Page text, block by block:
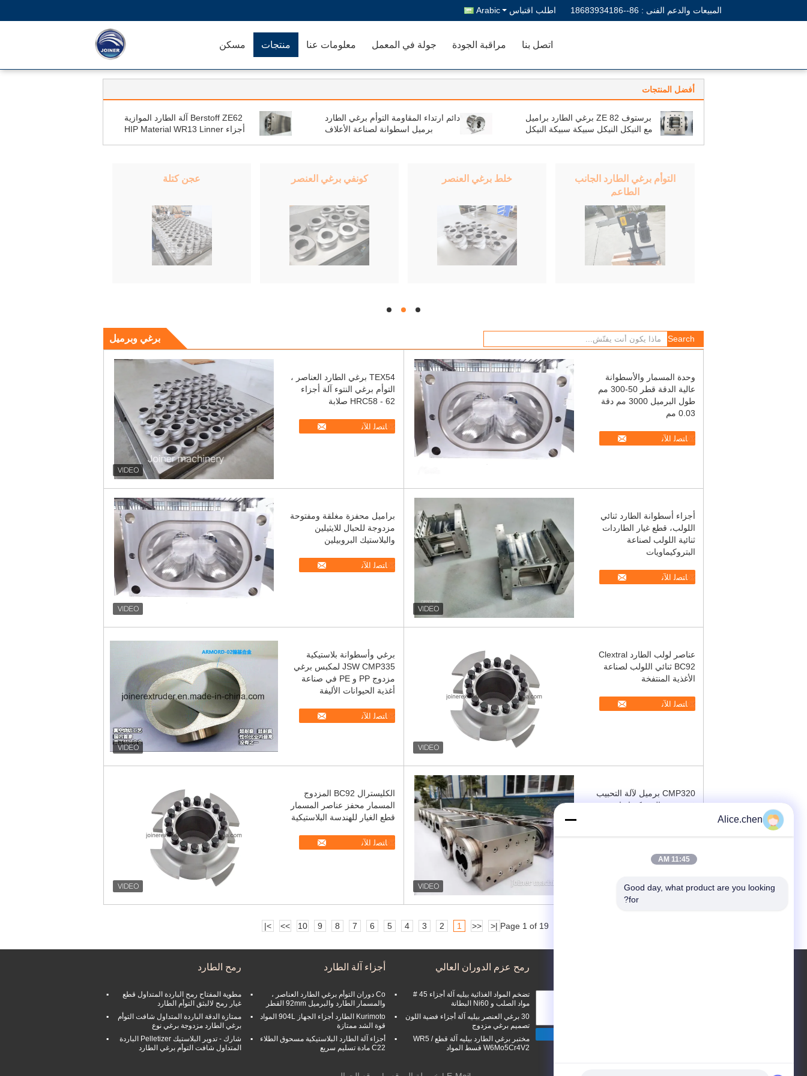
المبيعات والدعم الفنى : 86--18683934186 اطلب اقتباس Arabic
مسكن منتجات معلومات عنا جولة في المعمل مراقبة الجودة اتصل بنا
أفضل المنتجات
برستوف ZE 82 برغي الطارد براميل
مع النيكل النيكل سبيكة سبيكة النيكل
دائم ارتداء المقاومة التوأم برغي الطارد
برميل اسطوانة لصناعة الأعلاف
Berstoff ZE62 آلة الطارد الموازية
أجزاء HIP Material WR13 Linner
التوأم برغي الطارد الجانب
الطاعم
خلط برغي العنصر كونفي برغي العنصر عجن كتلة
hd
hd
hd
برغي وبرميل
TEX54 برغي الطارد العناصر ،
التوأم برغي النتوء آلة أجزاء
HRC58 - 62 صلابة
ﺎﺘﺼﻟ ﺍﻶﻧ
وحدة المسمار والأسطوانة
عالية الدقة قطر 50-300 مم
طول البرميل 3000 مم دقة
0.03 مم
ﺎﺘﺼﻟ ﺍﻶﻧ
براميل محفزة مغلقة ومفتوحة
مزدوجة للحبال للايثيلين
والبلاستيك البروبيلين
ﺎﺘﺼﻟ ﺍﻶﻧ
أجزاء أسطوانة الطارد ثنائي
اللولب، قطع غيار الطاردات
ثنائية اللولب لصناعة
البتروكيماويات
ﺎﺘﺼﻟ ﺍﻶﻧ
برغي وأسطوانة بلاستيكية
JSW CMP335 لمكبس برغي
مزدوج PP و PE في صناعة
أغذية الحيوانات الأليفة
ﺎﺘﺼﻟ ﺍﻶﻧ
عناصر لولب الطارد Clextral
BC92 ثنائي اللولب لصناعة
الأغذية المنتفخة
ﺎﺘﺼﻟ ﺍﻶﻧ
الكليسترال BC92 المزدوج
المسمار محفز عناصر المسمار
قطع الغيار للهندسة البلاستيكية
ﺎﺘﺼﻟ ﺍﻶﻧ
CMP320 برميل لآلة التحبيب
في مصنع البتروكيماويات
Page 1 of 19
|<
<<
1
2
3
4
5
6
7
8
9
10
>>
>|
رمح الطارد
مطوية المفتاح رمح الباردة المتداول قطع
غيار رمح لالبثق التوأم الطارد
ممتازة الدقة الباردة المتداول شافت التوأم
برغي الطارد مزدوجة برغي نوع
شارك - تدوير البلاستيك Pelletizer الباردة
المتداول شافت التوأم برغي الطارد
أجزاء آلة الطارد
Co دوران التوأم برغي الطارد العناصر ،
والمسمار الطارد والبرميل 92mm القطر
Kurimoto الطارد أجزاء الجهاز 904L المواد
قوة الشد ممتازة
أجزاء آلة الطارد البلاستيكية مسحوق الطلاء
C22 مادة تسليم سريع
رمح عزم الدوران العالي
تضخم المواد الغذائية بيليه آلة أجزاء 45 #
مواد الصلب و Ni60 البطانة
30 برغي العنصر بيليه آلة أجزاء فضية اللون
تصميم برغي مزدوج
مختبر برغي الطارد بيليه آلة قطع WR5 /
W6Mo5Cr4V2 قسط المواد
Alice.chen
11:45 AM
Good day, what product are you looking
for?